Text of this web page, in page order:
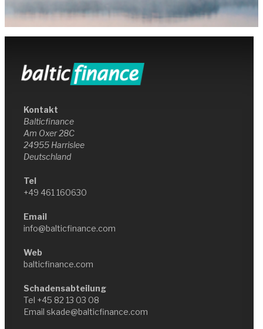
Kontakt
Balticfinance
Am Oxer 28C
24955 Harrislee
Deutschland
Tel
+49 461 160630
Email
info@balticfinance.com
Web
balticfinance.com
Schadensabteilung
Tel +45 82 13 03 08
Email skade@balticfinance.com